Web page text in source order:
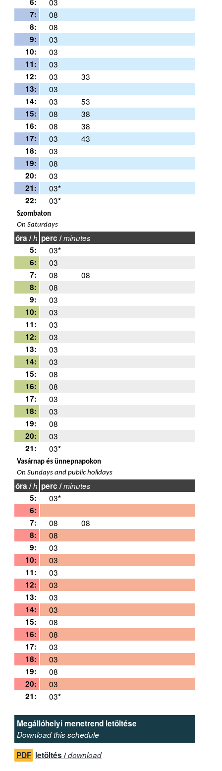
6:
03
7:
08
8:
08
9:
03
10:
03
11:
03
12:
03
33
13:
03
14:
03
53
15:
08
38
16:
08
38
17:
03
43
18:
03
19:
08
20:
03
21:
03*
22:
03*
Szombaton
On Saturdays
óra /h perc /minutes
5: 03*
6:
03
7:
08
08
8:
08
9:
03
10:
03
11:
03
12:
03
13:
03
14:
03
15:
08
16:
08
17:
03
18:
03
19:
08
20:
03
21:
03*
Vasárnap és ünnepnapokon
On Sundays and public holidays
óra /h perc /minutes
5: 03*
6:
7:
08
08
8:
08
9:
03
10:
03
11:
03
12:
03
13:
03
14:
03
15:
08
16:
08
17:
03
18:
03
19:
08
20:
03
21:
03*
Megállóhelyi menetrend letöltése
Download this schedule
PDF letöltés /download